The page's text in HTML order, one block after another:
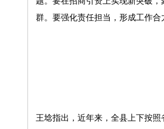
群。要强化责任担当，形成工作
王埝指出，近年来，全县上下按